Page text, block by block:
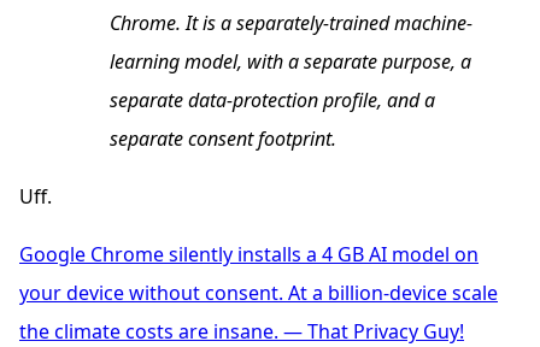
Chrome. It is a separately-trained machine-
learning model, with a separate purpose, a
separate data-protection profile, and a
separate consent footprint.
Uff.
Google Chrome silently installs a 4 GB AI model on
your device without consent. At a billion-device scale
the climate costs are insane. — That Privacy Guy!